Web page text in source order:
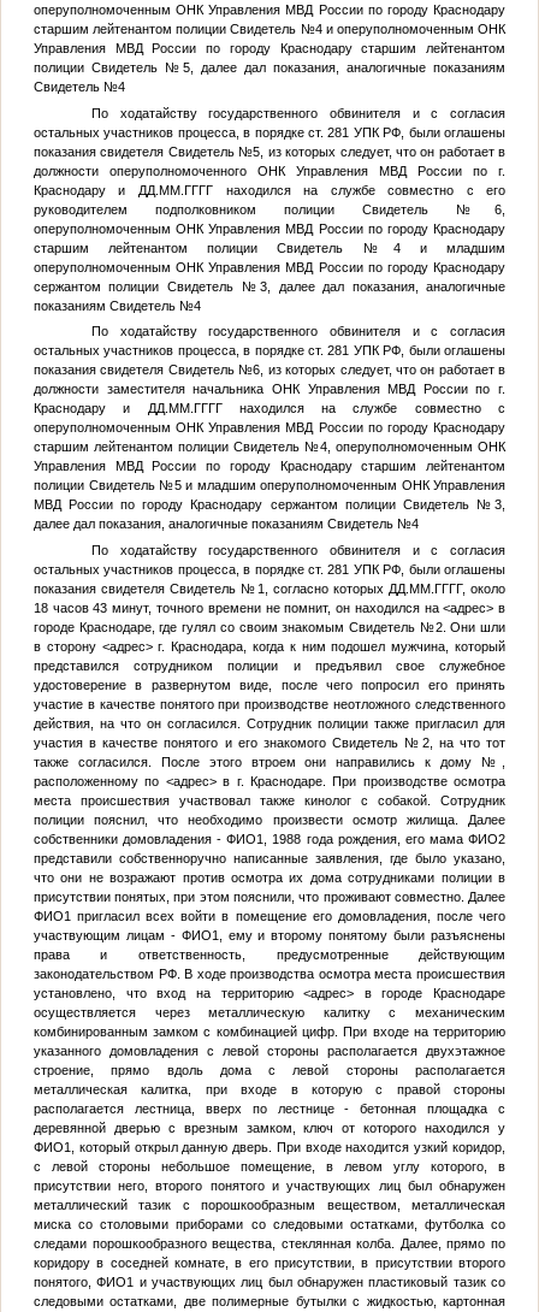
оперуполномоченным ОНК Управления МВД России по городу Краснодару
старшим лейтенантом полицииСвидетель №4и оперуполномоченным ОНК
Управления МВД России по городу Краснодару старшим лейтенантом
полиции Свидетель №5 , далее дал показания, аналогичные показаниям
Свидетель №4
По ходатайству государственного обвинителя и с согласия
остальных участников процесса, в порядке ст. 281 УПК РФ, были оглашены
показания свидетеля Свидетель №5 , из которых следует, что он работает в
должности оперуполномоченного ОНК Управления МВД России по г.
Краснодару и ДД.ММ.ГГГГ находился на службе совместно с его
руководителем подполковником полицииСвидетель №6
оперуполномоченным ОНК Управления МВД России по городу Краснодару
старшим лейтенантом полицииСвидетель №4и младшим
оперуполномоченным ОНК Управления МВД России по городу Краснодару
сержантом полиции Свидетель №3 , далее дал показания, аналогичные
показаниям Свидетель №4
По ходатайству государственного обвинителя и с согласия
остальных участников процесса, в порядке ст. 281 УПК РФ, были оглашены
показания свидетеля Свидетель №6, из которых следует, что он работает в
должности заместителя начальника ОНК Управления МВД России по г.
Краснодару и ДД.ММ.ГГГГнаходился на службе совместно с
оперуполномоченным ОНК Управления МВД России по городу Краснодару
старшим лейтенантом полиции Свидетель №4, оперуполномоченным ОНК
Управления МВД России по городу Краснодару старшим лейтенантом
полиции Свидетель №5и младшим оперуполномоченным ОНК Управления
МВД России по городу Краснодару сержантом полиции Свидетель №3,
далее дал показания, аналогичные показаниям Свидетель №4
По ходатайству государственного обвинителя и с согласия
остальных участников процесса, в порядке ст. 281 УПК РФ, были оглашены
показания свидетеляСвидетель №1 , согласно которых ДД.ММ.ГГГГ, около
18 часов 43 минут, точного времени не помнит, он находился на<адрес> в
городе Краснодаре, где гулял со своим знакомымСвидетель №2. Они шли
в сторону <адрес>г. Краснодара, когда к ним подошел мужчина, который
представился сотрудником полиции и предъявил свое служебное
удостоверение в развернутом виде, после чего попросил его принять
участие в качестве понятого при производстве неотложного следственного
действия, на что он согласился. Сотрудник полиции также пригласил для
участия в качестве понятого и его знакомогоСвидетель №2, на что тот
также согласился. После этого втроем они направились к дому №
расположенному по <адрес>в г. Краснодаре. При производстве осмотра
места происшествия участвовал также кинолог с собакой. Сотрудник
полиции пояснил, что необходимо произвести осмотр жилища. Далее
собственники домовладения -ФИО1 , 1988 года рождения, его мамаФИО2
представили собственноручно написанные заявления, где было указано,
что они не возражают против осмотра их дома сотрудниками полиции в
присутствии понятых, при этом пояснили, что проживают совместно. Далее
ФИО1 пригласил всех войти в помещение его домовладения, после чего
участвующим лицам - ФИО1
, ему и второму понятому были разъяснены
права и ответственность, предусмотренные действующим
законодательством РФ. В ходе производства осмотра места происшествия
установлено, что вход на территорию<адрес> в городе Краснодаре
осуществляется через металлическую калитку с механическим
комбинированным замком с комбинацией цифр. При входе на территорию
указанного домовладения с левой стороны располагается двухэтажное
строение, прямо вдоль дома с левой стороны располагается
металлическая калитка, при входе в которую с правой стороны
располагается лестница, вверх по лестнице - бетонная площадка с
деревянной дверью с врезным замком, ключ от которого находился у
ФИО1
, который открыл данную дверь. При входе находится узкий коридор,
с левой стороны небольшое помещение, в левом углу которого, в
присутствии него, второго понятого и участвующих лиц был обнаружен
металлический тазик с порошкообразным веществом, металлическая
миска со столовыми приборами со следовыми остатками, футболка со
следами порошкообразного вещества, стеклянная колба. Далее, прямо по
коридору в соседней комнате, в его присутствии, в присутствии второго
понятого,ФИО1 и участвующих лиц был обнаружен пластиковый тазик со
следовыми остатками, две полимерные бутылки с жидкостью, картонная